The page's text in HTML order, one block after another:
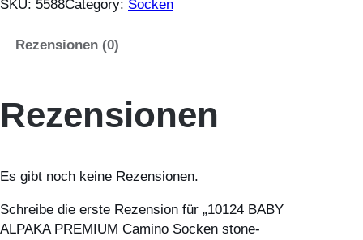
0
A
B
L
P
A
SKU: 5588Category: Socken
Rezensionen (0)
Rezensionen
Es gibt noch keine Rezensionen.
Schreibe die erste Rezension für „10124 BABY
ALPAKA PREMIUM Camino Socken stone-